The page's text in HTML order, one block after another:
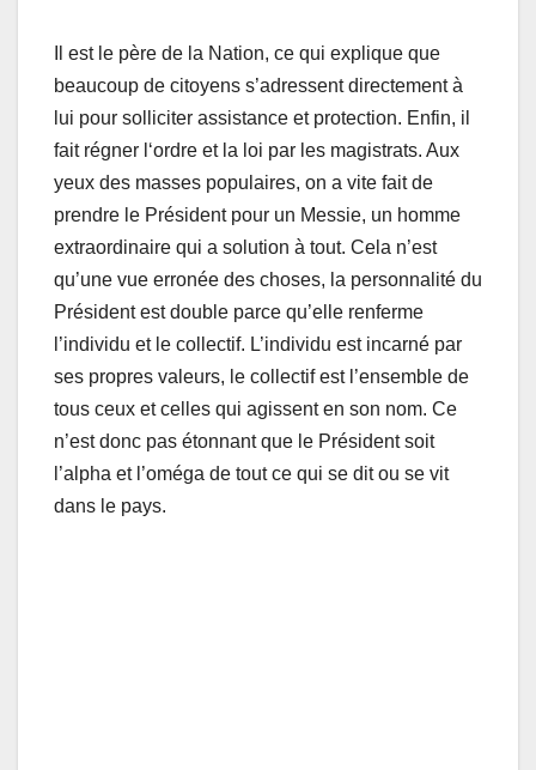
Il est le père de la Nation, ce qui explique que
beaucoup de citoyens s’adressent directement à
lui pour solliciter assistance et protection. Enfin, il
fait régner l‘ordre et la loi par les magistrats. Aux
yeux des masses populaires, on a vite fait de
prendre le Président pour un Messie, un homme
extraordinaire qui a solution à tout. Cela n’est
qu’une vue erronée des choses, la personnalité du
Président est double parce qu’elle renferme
l’individu et le collectif. L’individu est incarné par
ses propres valeurs, le collectif est l’ensemble de
tous ceux et celles qui agissent en son nom. Ce
n’est donc pas étonnant que le Président soit
l’alpha et l’oméga de tout ce qui se dit ou se vit
dans le pays.